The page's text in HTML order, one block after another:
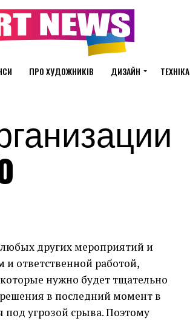
ПРО ХУДОЖНИКІВ ДИЗАЙН ТЕХНІКА
других мероприятий и
ответственной работой,
нужно будет тщательно
в последний момент в
под угрозой срыва. Поэтому